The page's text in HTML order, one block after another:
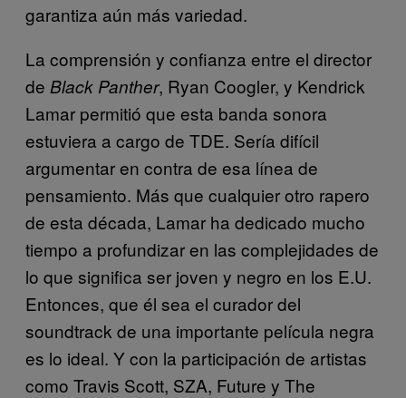
garantiza aún más variedad.
La comprensión y confianza entre el director
de Black Panther, Ryan Coogler, y Kendrick
Lamar permitió que esta banda sonora
estuviera a cargo de TDE. Sería difícil
argumentar en contra de esa línea de
pensamiento. Más que cualquier otro rapero
de esta década, Lamar ha dedicado mucho
tiempo a profundizar en las complejidades de
lo que significa ser joven y negro en los E.U.
Entonces, que él sea el curador del
soundtrack de una importante película negra
es lo ideal. Y con la participación de artistas
como Travis Scott, SZA, Future y The